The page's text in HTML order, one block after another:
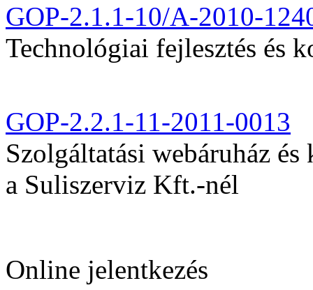
GOP-2.1.1-10/A-2010-
Technológiai fejlesztés és
GOP-2.2.1-11-2011-0013
Szolgáltatási webáruház
a Suliszerviz Kft.-nél
Online jelentkezés